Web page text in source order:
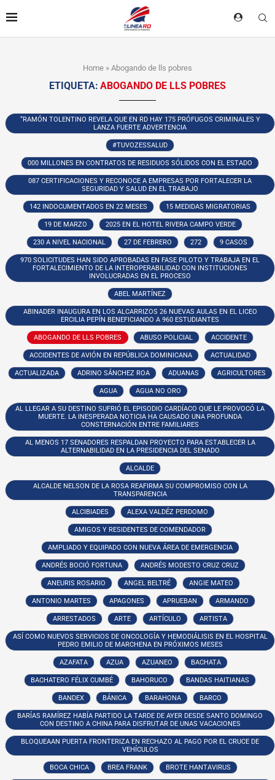
Home » Abogando de lls pobres
ETIQUETA: ABOGANDO DE LLS POBRES
“RAMÓN TOLENTINO REVELA QUE EN RD HAY 175 PRÓFUGOS CRIMINALES Y
LANZA FUERTE ADVERTENCIA
#TUVOZESSALUD
000 MILLONES EN CONTRATOS DE RESIDUOS SÓLIDOS CON EL ESTADO
087 CERTIFICACIONES Y RECONOCE A EMPRESAS POR FORTALECER LA
SEGURIDAD Y SALUD EN EL TRABAJO
142 INDOCUMENTADOS EN 22 MESES 15 MEDIDAS MIGRATORIAS
19 DE MARZO 2025 EN EL HOTEL RIVERA CAMPO VERDE
230 A NIVEL NACIONAL 27 DE FEBRERO 272 9 CASOS
970 SOLICITUDES HAN SIDO APROBADAS EN FASE PILOTO Y TRABAJA EN EL
FORTALECIMIENTO DE LA INTEROPERABILIDAD CON INSTITUCIONES
INVOLUCRADAS EN EL PROCESO
ABEL MARTÍNEZ
ABINADER INAUGURA EN LOS ALCARRIZOS 26 NUEVAS AULAS EN EL LICEO
ERCILIA PEPÍN BENEFICIANDO A 960 ESTUDIANTES
ABOGANDO DE LLS POBRES ABUSO POLICIAL ACCIDENTE
ACCIDENTES DE AVIÓN EN REPÚBLICA DOMINICANA ACTUALIDAD
ACTUALIZADA ADRINO SÁNCHEZ ROA ADUANAS AGRICULTORES
AGUA AGUA NO ORO
AL LLEGAR A SU DESTINO SUFRIÓ EL EPISODIO CARDÍACO QUE LE PROVOCÓ LA
MUERTE. LA INESPERADA NOTICIA HA CAUSADO UNA PROFUNDA
CONSTERNACIÓN ENTRE FAMILIARES
AL MENOS 17 SENADORES RESPALDAN PROYECTO PARA ESTABLECER LA
ALTERNABILIDAD EN LA PRESIDENCIA DEL SENADO
ALCALDE
ALCALDE NELSON DE LA ROSA REAFIRMA SU COMPROMISO CON LA
TRANSPARENCIA
ALCIBIADES ALEXA VALDÉZ PERDOMO
AMIGOS Y RESIDENTES DE COMENDADOR
AMPLIADO Y EQUIPADO CON NUEVA ÁREA DE EMERGENCIA
ANDRÉS BOCIÓ FORTUNA ANDRÉS MODESTO CRUZ CRUZ
ANEURIS ROSARIO ANGEL BELTRÉ ANGIE MATEO
ANTONIO MARTES APAGONES APRUEBAN ARMANDO
ARRESTADOS ARTE ARTÍCULO ARTISTA
ASÍ COMO NUEVOS SERVICIOS DE ONCOLOGÍA Y HEMODIÁLISIS EN EL HOSPITAL
PEDRO EMILIO DE MARCHENA EN PRÓXIMOS MESES
AZAFATA AZUA AZUANEO BACHATA
BACHATERO FÉLIX CUMBÉ BAHORUCO BANDAS HAITIANAS
BANDEX BÁNICA BARAHONA BARCO
BARÍAS RAMÍREZ HABÍA PARTIDO LA TARDE DE AYER DESDE SANTO DOMINGO
CON DESTINO A CHINA PARA DISFRUTAR DE UNAS VACACIONES
BLOQUEAAN PUERTA FRONTERIZA EN RECHAZO AL PAGO POR EL CRUCE DE
VEHÍCULOS
BOCA CHICA BREA FRANK BROTE HANTAVIRUS